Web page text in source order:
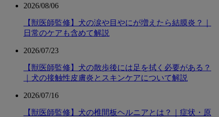
2026/08/06
【獣医師監修】犬の涙や目やにが増えたら結膜炎？｜
日常のケアも含めて解説
2026/07/23
【獣医師監修】犬の散歩後には足を拭く必要がある？
｜犬の接触性皮膚炎とスキンケアについて解説
2026/07/16
【獣医師監修】犬の椎間板ヘルニアとは？｜症状・原